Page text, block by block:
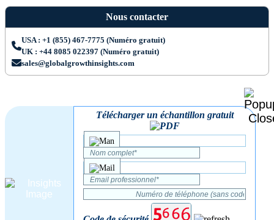
Nous contacter
USA : +1 (855) 467-7775 (Numéro gratuit)
UK : +44 8085 022397 (Numéro gratuit)
sales@globalgrowthinsights.com
Télécharger un échantillon gratuit